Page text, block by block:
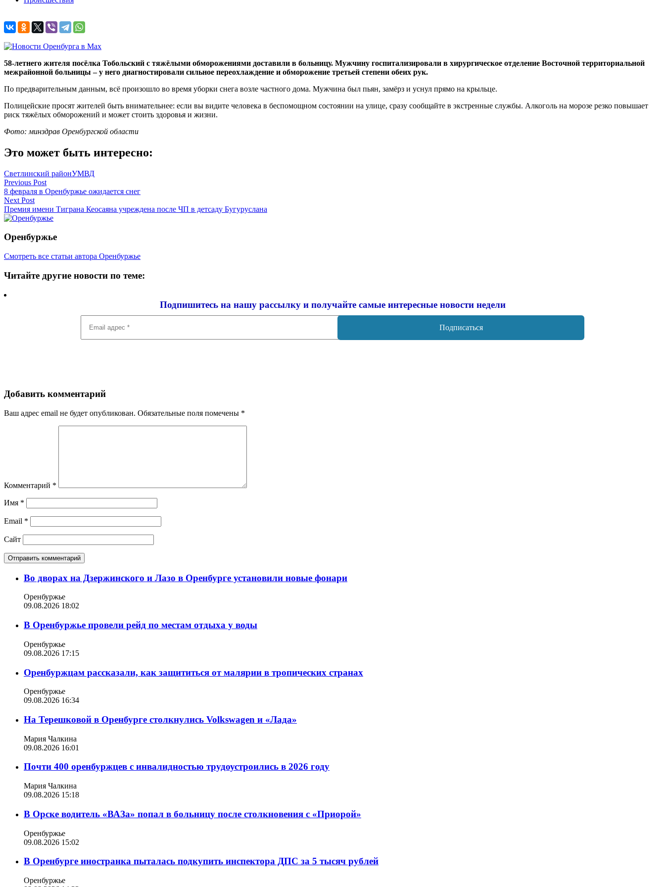
58-летнего жителя посёлка Тобольский с тяжёлыми обморожениями доставили в больницу. Мужчину госпитализировали в хирургическое отделение Восточной территориальной
межрайонной больницы – у него диагностировали сильное переохлаждение и обморожение третьей степени обеих рук.
По предварительным данным, всё произошло во время уборки снега возле частного дома. Мужчина был пьян, замёрз и уснул прямо на крыльце.
Полицейские просят жителей быть внимательнее: если вы видите человека в беспомощном состоянии на улице, сразу сообщайте в экстренные службы. Алкоголь на морозе резко повышает
риск тяжёлых обморожений и может стоить здоровья и жизни.
Фото: минздрав Оренбургской области
Это может быть интересно:
Светлинский районУМВД
Навигация
по
записям
Previous Post
8 февраля в Оренбуржье ожидается снег
Next Post
Премия имени Тиграна Кеосаяна учреждена после ЧП в детсаду Бугуруслана
Оренбуржье
Смотреть все статьи автора Оренбуржье
Читайте другие новости по теме:
Подпишитесь на нашу рассылку и получайте самые интересные новости недели
адрес
*
Добавить комментарий
Ваш адрес email не будет опубликован. Обязательные поля помечены *
Комментарий *
Имя *
Email *
Сайт
Во дворах на Дзержинского и Лазо в Оренбурге установили новые фонари
Оренбуржье
09.08.2026 18:02
В Оренбуржье провели рейд по местам отдыха у воды
Оренбуржье
09.08.2026 17:15
Оренбуржцам рассказали, как защититься от малярии в тропических странах
Оренбуржье
09.08.2026 16:34
На Терешковой в Оренбурге столкнулись Volkswagen и «Лада»
Мария Чалкина
09.08.2026 16:01
Почти 400 оренбуржцев с инвалидностью трудоустроились в 2026 году
Мария Чалкина
09.08.2026 15:18
В Орске водитель «ВАЗа» попал в больницу после столкновения с «Приорой»
Оренбуржье
09.08.2026 15:02
В Оренбурге иностранка пыталась подкупить инспектора ДПС за 5 тысяч рублей
Оренбуржье